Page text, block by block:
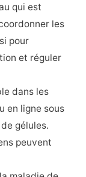
qui est
les
pour
et réguler
dans les
en ligne sous
gélules.
peuvent